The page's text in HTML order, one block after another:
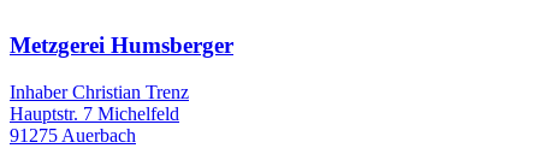
Metzgerei Humsberger
Inhaber Christian Trenz
Hauptstr. 7 Michelfeld
91275 Auerbach